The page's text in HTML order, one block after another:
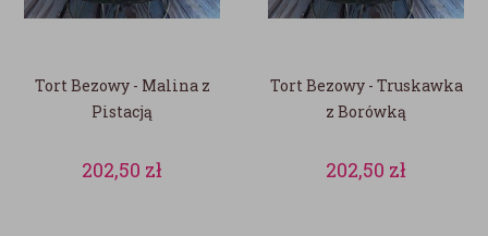
Tort Bezowy - Malina z
Pistacją
202,50 zł
Tort Bezowy - Truskawka
z Borówką
202,50 zł